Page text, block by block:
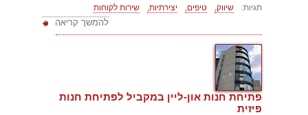
תגיות: שיווק, טיפים, יצירתיות, שירות לקוחות
להמשך קריאה
פתיחת חנות און-ליין במקביל לפתיחת חנות
פיזית